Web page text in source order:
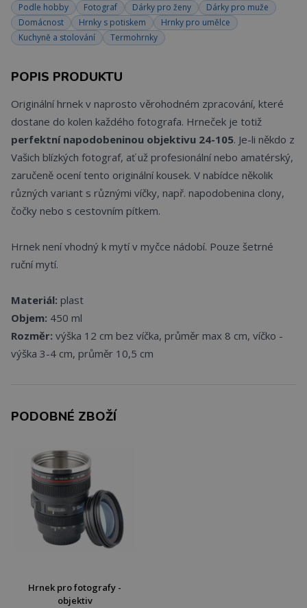
Podle hobby
Fotograf Dárky pro ženy
Dárky pro muže
Domácnost
Hrnky s potiskem
Hrnky pro umělce
Kuchyně a stolování
Termohrnky
POPIS PRODUKTU
Originální hrnek v naprosto věrohodném zpracování, které
dostane do kolen každého fotografa. Hrneček je totiž
perfektní napodobeninou objektivu 24-105. Je-li někdo z
Vašich blízkých fotograf, ať už profesionální nebo amatérský,
zaručeně ocení tento originální kousek. V nabídce několik
různých variant s různými víčky, např. napodobenina clony,
čočky nebo s cestovním pítkem.
Hrnek není vhodný k mytí v myčce nádobí. Pouze šetrné
ruční mytí.
Materiál: plast
Objem: 450 ml
Rozměr: výška 12 cm bez víčka, průměr max 8 cm, víčko -
výška 3-4 cm, průměr 10,5 cm
PODOBNÉ ZBOŽÍ
Hrnek pro fotografy -
objektiv